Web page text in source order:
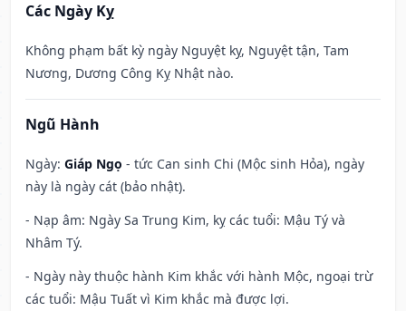
Các Ngày Kỵ
Không phạm bất kỳ ngày Nguyệt kỵ, Nguyệt tận, Tam
Nương, Dương Công Kỵ Nhật nào.
Ngũ Hành
Ngày: Giáp Ngọ - tức Can sinh Chi (Mộc sinh Hỏa), ngày
này là ngày cát (bảo nhật).
- Nạp âm: Ngày Sa Trung Kim, kỵ các tuổi: Mậu Tý và
Nhâm Tý.
- Ngày này thuộc hành Kim khắc với hành Mộc, ngoại trừ
các tuổi: Mậu Tuất vì Kim khắc mà được lợi.